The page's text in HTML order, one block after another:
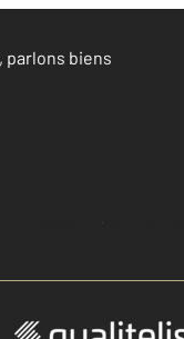
parlons biens
Accéder à mon compte